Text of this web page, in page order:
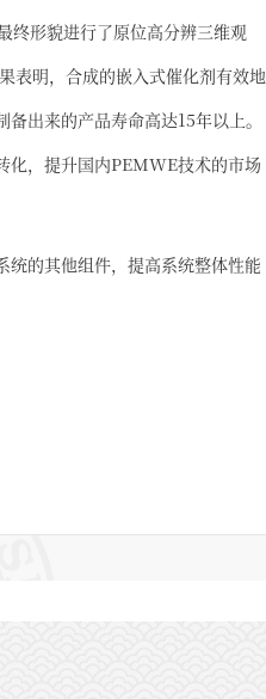
终形貌进行了原位高分辨三维观
表明，合成的嵌入式催化剂有效地
出来的产品寿命高达15年以上。
化，提升国内PEMWE技术的市场
的其他组件，提高系统整体性能